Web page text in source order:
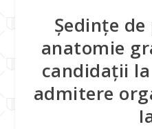
Ședințe
anatomie
candidații
admitere